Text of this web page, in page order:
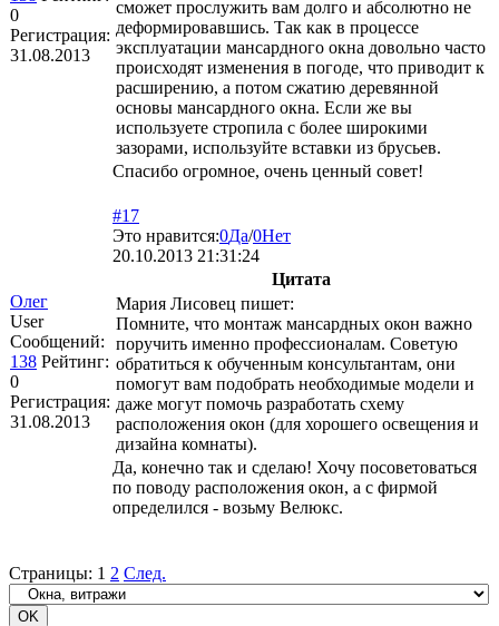
0
Регистрация:
31.08.2013
сможет прослужить вам долго и абсолютно не
деформировавшись. Так как в процессе
эксплуатации мансардного окна довольно часто
происходят изменения в погоде, что приводит к
расширению, а потом сжатию деревянной
основы мансардного окна. Если же вы
используете стропила с более широкими
зазорами, используйте вставки из брусьев.
Спасибо огромное, очень ценный совет!
Олег
User
Сообщений:
138 Рейтинг:
0
Регистрация:
31.08.2013
#17
Это нравится:0Да/0Нет
20.10.2013 21:31:24
Цитата
Мария Лисовец пишет:
Помните, что монтаж мансардных окон важно
поручить именно профессионалам. Советую
обратиться к обученным консультантам, они
помогут вам подобрать необходимые модели и
даже могут помочь разработать схему
расположения окон (для хорошего освещения и
дизайна комнаты).
Да, конечно так и сделаю! Хочу посоветоваться
по поводу расположения окон, а с фирмой
определился - возьму Велюкс.
Страницы: 1 2 След.